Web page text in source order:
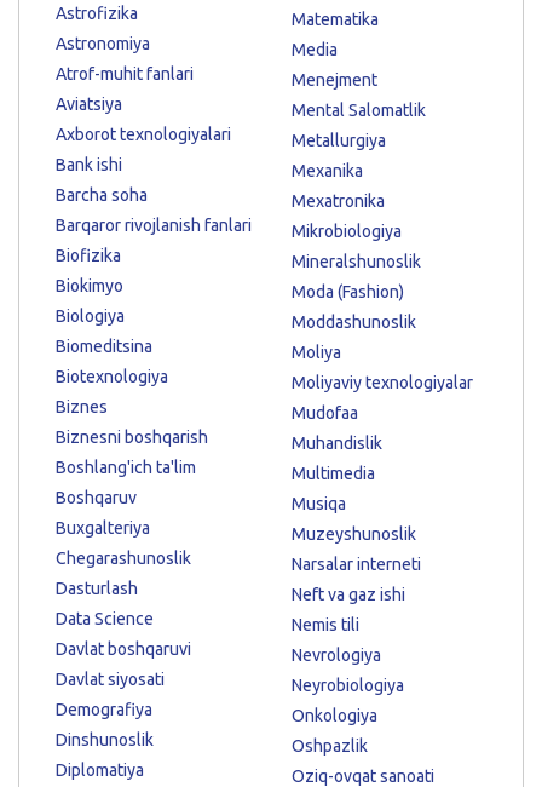
Astrofizika
Astronomiya
Atrof-muhit fanlari
Aviatsiya
Axborot texnologiyalari
Bank ishi
Barcha soha
Barqaror rivojlanish fanlari
Biofizika
Biokimyo
Biologiya
Biomeditsina
Biotexnologiya
Biznes
Biznesni boshqarish
Boshlang'ich ta'lim
Boshqaruv
Buxgalteriya
Chegarashunoslik
Dasturlash
Data Science
Davlat boshqaruvi
Davlat siyosati
Demografiya
Dinshunoslik
Diplomatiya
Matematika
Media
Menejment
Mental Salomatlik
Metallurgiya
Mexanika
Mexatronika
Mikrobiologiya
Mineralshunoslik
Moda (Fashion)
Moddashunoslik
Moliya
Moliyaviy texnologiyalar
Mudofaa
Muhandislik
Multimedia
Musiqa
Muzeyshunoslik
Narsalar interneti
Neft va gaz ishi
Nemis tili
Nevrologiya
Neyrobiologiya
Onkologiya
Oshpazlik
Oziq-ovqat sanoati